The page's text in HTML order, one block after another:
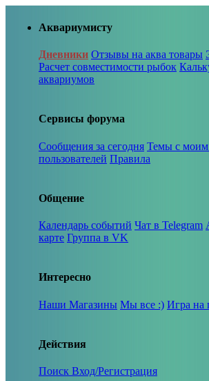
Аквариумисту
Дневники Отзывы на аква товары
Расчет совместимости рыбок
аквариумов
Сервисы форума
Сообщения за сегодня Темы с моим
пользователей Правила
Общение
Календарь событий Чат в Telegram
карте Группа в VK
Интересно
Наши Магазины Мы все :) Игра на
Действия
Поиск Вход/Регистрация